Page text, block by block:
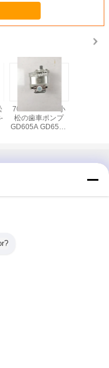
705-11-33011小
松の歯車ポンプ
GD605A GD655A
WR11 WR11SS